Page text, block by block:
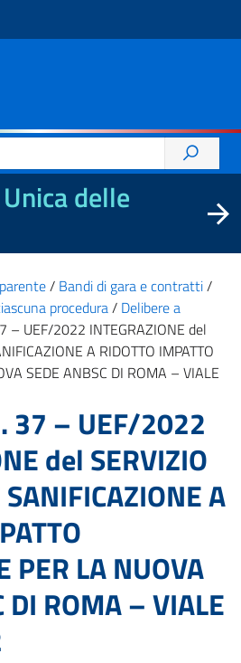
delle
/ Bandi di gara e contratti/
procedura/ Delibere a
– UEF/2022 INTEGRAZIONE del
A RIDOTTO IMPATTO
SEDE ANBSC DI ROMA – VIALE
37 – UEF/2022
del SERVIZIO
A
PER LA NUOVA
DI ROMA – VIALE